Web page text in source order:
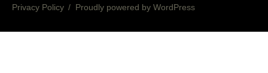
Privacy Policy Proudly powered by WordPress